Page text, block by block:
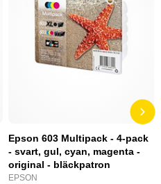
Epson 603 Multipack - 4-pack
- svart, gul, cyan, magenta -
original - bläckpatron
EPSON